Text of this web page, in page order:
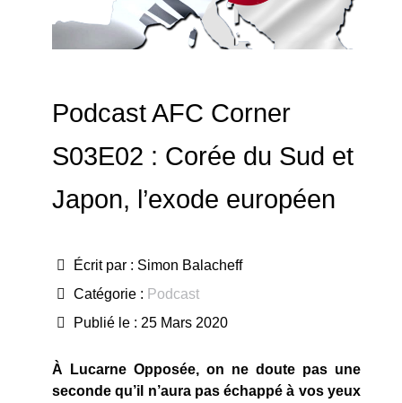
Podcast AFC Corner
S03E02 : Corée du Sud et
Japon, l’exode européen
Écrit par : Simon Balacheff
Catégorie : Podcast
Publié le : 25 Mars 2020
À Lucarne Opposée, on ne doute pas une
seconde qu’il n’aura pas échappé à vos yeux